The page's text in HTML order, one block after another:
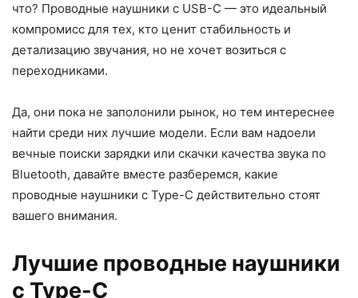
что? Проводные наушники с USB-C — это идеальный
компромисс для тех, кто ценит стабильность и
детализацию звучания, но не хочет возиться с
переходниками.
Да, они пока не заполонили рынок, но тем интереснее
найти среди них лучшие модели. Если вам надоели
вечные поиски зарядки или скачки качества звука по
Bluetooth, давайте вместе разберемся, какие
проводные наушники с Type-C действительно стоят
вашего внимания.
Лучшие проводные наушники
с Type-C